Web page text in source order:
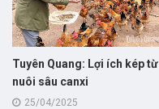
Tuyên Quang: Lợi ích kép từ
nuôi sâu canxi
25/04/2025